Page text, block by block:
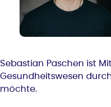
Sebastian Paschen ist
Gesundheitswesen
möchte.